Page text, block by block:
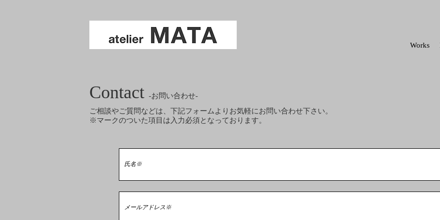
Works
Contact -お問い合わせ-
ご相談やご質問などは、下記フォームよりお気軽にお問い合わせ下さい。
​※マークのついた項目は入力必須となっております。